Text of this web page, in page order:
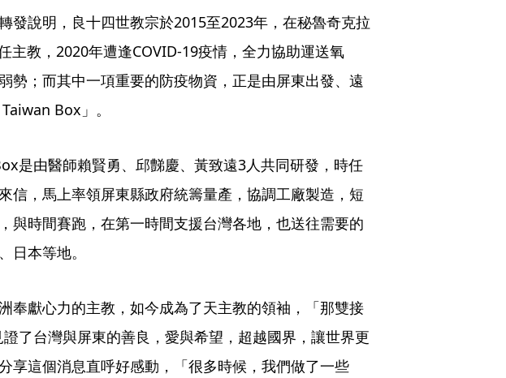
發說明，良十四世教宗於2015至2023年，在秘魯奇克拉
主教，2020年遭逢COVID-19疫情，全力協助運送氧
勢；而其中一項重要的防疫物資，正是由屏東出發、遠
Box」。
是由醫師賴賢勇、邱豑慶、黃致遠3人共同研發，時任
信，馬上率領屏東縣政府統籌量產，協調工廠製造，短
與時間賽跑，在第一時間支援台灣各地，也送往需要的
日本等地。
奉獻心力的主教，如今成為了天主教的領袖，「那雙接
了台灣與屏東的善良，愛與希望，超越國界，讓世界更
享這個消息直呼好感動，「很多時候，我們做了一些